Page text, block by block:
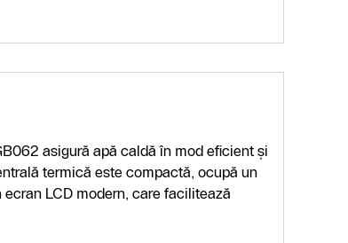
asigură apă caldă în mod eficient şi
termică este compactă, ocupă un
LCD modern, care facilitează